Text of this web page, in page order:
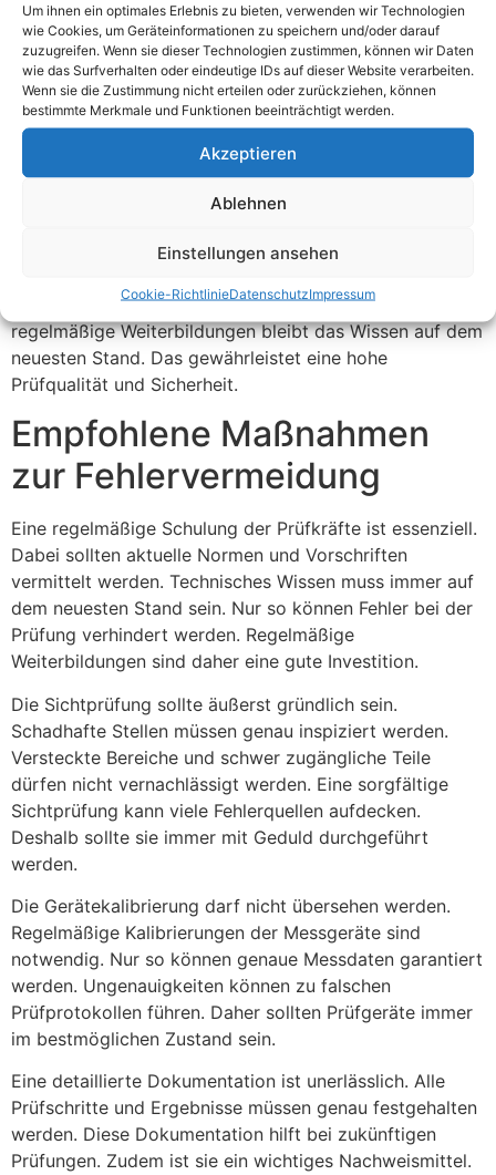
Um ihnen ein optimales Erlebnis zu bieten, verwenden wir Technologien
wie Cookies, um Geräteinformationen zu speichern und/oder darauf
zuzugreifen. Wenn sie dieser Technologien zustimmen, können wir Daten
wie das Surfverhalten oder eindeutige IDs auf dieser Website verarbeiten.
Wenn sie die Zustimmung nicht erteilen oder zurückziehen, können
bestimmte Merkmale und Funktionen beeinträchtigt werden.
Akzeptieren
Ablehnen
Einstellungen ansehen
Cookie-RichtlinieDatenschutzImpressum
Die Umgebung der Anlage spielt auch eine Rolle. Oft
wird nicht überprüft, ob der Aufstellungsort sicher ist.
Feuchtigkeit, Staub oder fehlende Belüftung können die
Funktion der elektrischen Anlage beeinträchtigen.
Deshalb sollte die Umgebung immer in die Prüfung
einbezogen werden. So wird sichergestellt, dass die
Anlage optimal betrieben werden kann.
Mängeln. Nur gut ausgebildete Fachkräfte sind in der
die relevanten Vorschriften und Normen. Durch
regelmäßige Weiterbildungen bleibt das Wissen auf dem
neuesten Stand. Das gewährleistet eine hohe
Prüfqualität und Sicherheit.
Empfohlene Maßnahmen
zur Fehlervermeidung
Eine regelmäßige Schulung der Prüfkräfte ist essenziell.
Dabei sollten aktuelle Normen und Vorschriften
vermittelt werden. Technisches Wissen muss immer auf
dem neuesten Stand sein. Nur so können Fehler bei der
Prüfung verhindert werden. Regelmäßige
Weiterbildungen sind daher eine gute Investition.
Die Sichtprüfung sollte äußerst gründlich sein.
Schadhafte Stellen müssen genau inspiziert werden.
Versteckte Bereiche und schwer zugängliche Teile
dürfen nicht vernachlässigt werden. Eine sorgfältige
Sichtprüfung kann viele Fehlerquellen aufdecken.
Deshalb sollte sie immer mit Geduld durchgeführt
werden.
Die Gerätekalibrierung darf nicht übersehen werden.
Regelmäßige Kalibrierungen der Messgeräte sind
notwendig. Nur so können genaue Messdaten garantiert
werden. Ungenauigkeiten können zu falschen
Prüfprotokollen führen. Daher sollten Prüfgeräte immer
im bestmöglichen Zustand sein.
Eine detaillierte Dokumentation ist unerlässlich. Alle
Prüfschritte und Ergebnisse müssen genau festgehalten
werden. Diese Dokumentation hilft bei zukünftigen
Prüfungen. Zudem ist sie ein wichtiges Nachweismittel.